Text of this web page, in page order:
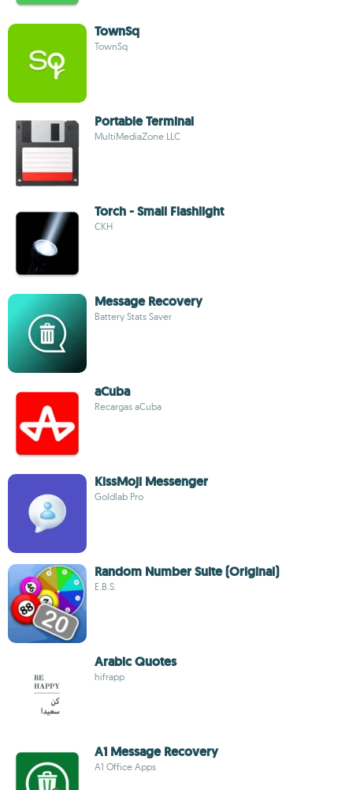
TownSq
TownSq
Portable Terminal
MultiMediaZone LLC
Torch - Small Flashlight
CKH
Message Recovery
Battery Stats Saver
aCuba
Recargas aCuba
KissMoji Messenger
Goldlab Pro
Random Number Suite (Original)
E.B.S.
Arabic Quotes
hifrapp
A1 Message Recovery
A1 Office Apps